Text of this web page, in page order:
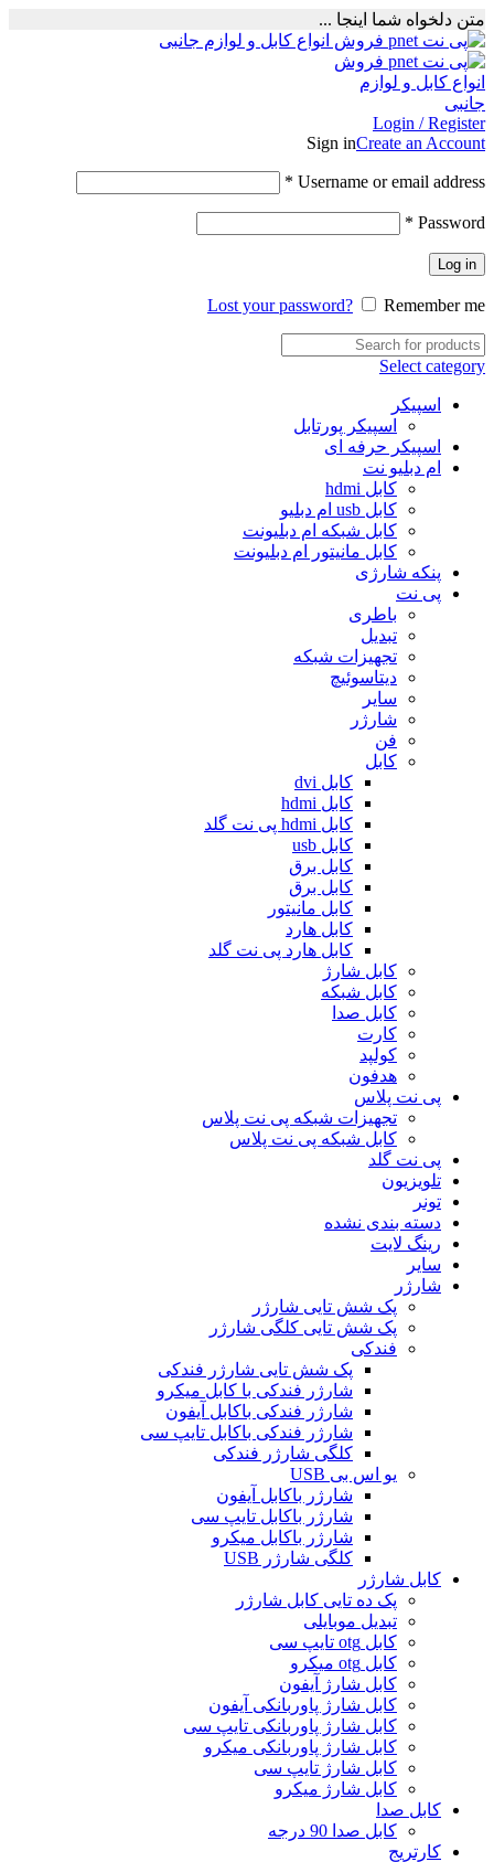
متن دلخواه شما اینجا ...
Login / Register
Sign inCreate an Account
Username or email address
*
Password
*
Log in
Lost your password? Remember me
Select category
اسپیکر
اسپیکر پورتابل
اسپیکر حرفه ای
ام دبلیو نت
کابل hdmi
کابل usb ام دبلیو
کابل شبکه ام دبلیونت
کابل مانیتور ام دبلیونت
پنکه شارژی
پی نت
باطری
تبدیل
تجهیزات شبکه
دیتاسوئیچ
سایر
شارژر
فن
کابل
کابل dvi
کابل hdmi
کابل hdmi پی نت گلد
کابل usb
کابل برق
کابل برق
کابل مانیتور
کابل هارد
کابل هارد پی نت گلد
کابل شارژ
کابل شبکه
کابل صدا
کارت
کولپد
هدفون
پی نت پلاس
تجهیزات شبکه پی نت پلاس
کابل شبکه پی نت پلاس
پی نت گلد
تلویزیون
تونر
دسته بندی نشده
رینگ لایت
سایر
شارژر
پک شش تایی شارژر
پک شش تایی کلگی شارژر
فندکی
پک شش تایی شارژر فندکی
شارژر فندکی با کابل میکرو
شارژر فندکی باکابل آیفون
شارژر فندکی باکابل تایپ سی
کلگی شارژر فندکی
یو اس بی USB
شارژر باکابل آیفون
شارژر باکابل تایپ سی
شارژر باکابل میکرو
کلگی شارژر USB
کابل شارژر
پک ده تایی کابل شارژر
تبدیل موبایلی
کابل otg تایپ سی
کابل otg میکرو
کابل شارژ آیفون
کابل شارژ پاوربانکی آیفون
کابل شارژ پاوربانکی تایپ سی
کابل شارژ پاوربانکی میکرو
کابل شارژ تایپ سی
کابل شارژ میکرو
کابل صدا
کابل صدا 90 درجه
کارتریج